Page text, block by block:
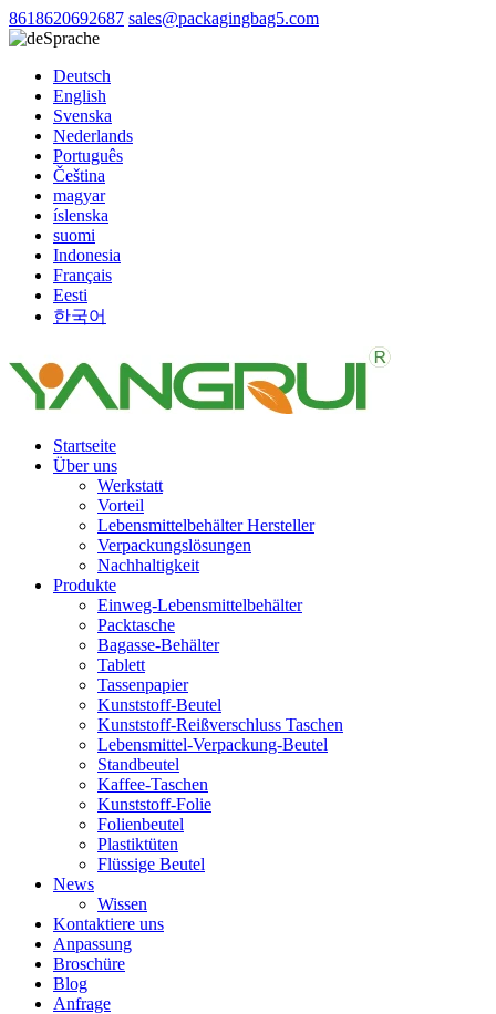
8618620692687 sales@packagingbag5.com
Sprache
Deutsch
English
Svenska
Nederlands
Português
Čeština
magyar
íslenska
suomi
Indonesia
Français
Eesti
한국어
Startseite
Über uns
Werkstatt
Vorteil
Lebensmittelbehälter Hersteller
Verpackungslösungen
Nachhaltigkeit
Produkte
Einweg-Lebensmittelbehälter
Packtasche
Bagasse-Behälter
Tablett
Tassenpapier
Kunststoff-Beutel
Kunststoff-Reißverschluss Taschen
Lebensmittel-Verpackung-Beutel
Standbeutel
Kaffee-Taschen
Kunststoff-Folie
Folienbeutel
Plastiktüten
Flüssige Beutel
News
Wissen
Kontaktiere uns
Anpassung
Broschüre
Blog
Anfrage